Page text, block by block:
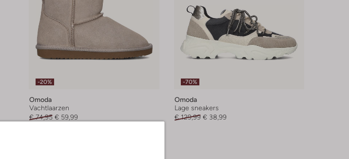
-20%
Omoda
Vachtlaarzen
€ 74,95 € 59,99
-70%
Omoda
Lage sneakers
€ 129,99 € 38,99